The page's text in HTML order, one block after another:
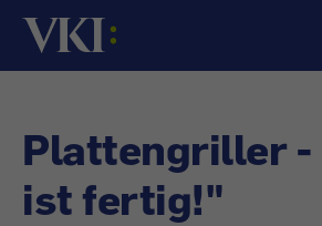
Startseite
Plattengriller -
ist fertig!"